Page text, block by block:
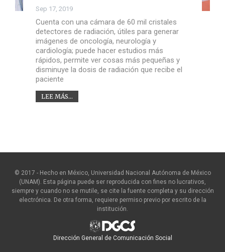
Sep 17, 2019
Cuenta con una cámara de 60 mil cristales
detectores de radiación, útiles para generar
imágenes de oncología, neurología y
cardiología; puede hacer estudios más
rápidos, permite ver cosas más pequeñas y
disminuye la dosis de radiación que recibe el
paciente
LEE MÁS...
© 2017 - Hecho en México, Universidad Nacional Autónoma de México
(UNAM). Esta página puede ser reproducida con fines no lucrativos,
siempre y cuando no se mutile, se cite la fuente completa y su dirección
electrónica. De otra forma, requiere permiso previo por escrito de la
institución.
Dirección General de Comunicación Social